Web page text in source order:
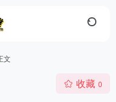
文
收藏 0